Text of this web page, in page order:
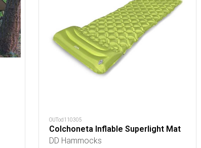
OUTod110305
Colchoneta Inflable Superlight Mat
DD Hammocks